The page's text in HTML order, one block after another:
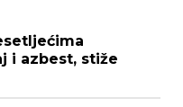
i azbest, stiže